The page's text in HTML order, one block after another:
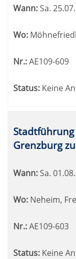
werden.
Wann:Sa.
Wo:
Nr.:AE109-609
Status: Keine
Grenzburg
Wann: Sa.
Wo: Neheim,
Nr.:AE109-603
Status: Keine